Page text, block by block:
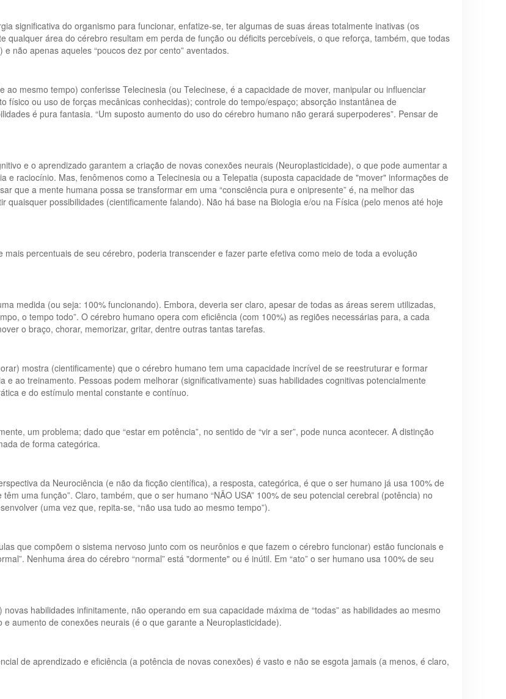
significativa do organismo para funcionar, enfatize-se, ter algumas de suas áreas totalmente inativas (os
qualquer área do cérebro resultam em perda de função ou déficits percebíveis, o que reforça, também, que todas
não apenas aqueles “poucos dez por cento” aventados.
mesmo tempo) conferisse Telecinesia (ou Telecinese, é a capacidade de mover, manipular ou influenciar
físico ou uso de forças mecânicas conhecidas); controle do tempo/espaço; absorção instantânea de
é pura fantasia. “Um suposto aumento do uso do cérebro humano não gerará superpoderes”. Pensar de
e o aprendizado garantem a criação de novas conexões neurais (Neuroplasticidade), o que pode aumentar a
e raciocínio. Mas, fenômenos como a Telecinesia ou a Telepatia (suposta capacidade de "mover" informações de
que a mente humana possa se transformar em uma “consciência pura e onipresente” é, na melhor das
possibilidades (cientificamente falando). Não há base na Biologia e/ou na Física (pelo menos até hoje
percentuais de seu cérebro, poderia transcender e fazer parte efetiva como meio de toda a evolução
medida (ou seja: 100% funcionando). Embora, deveria ser claro, apesar de todas as áreas serem utilizadas,
o tempo todo”. O cérebro humano opera com eficiência (com 100%) as regiões necessárias para, a cada
o braço, chorar, memorizar, gritar, dentre outras tantas tarefas.
mostra (cientificamente) que o cérebro humano tem uma capacidade incrível de se reestruturar e formar
ao treinamento. Pessoas podem melhorar (significativamente) suas habilidades cognitivas potencialmente
e do estímulo mental constante e contínuo.
um problema; dado que “estar em potência”, no sentido de “vir a ser”, pode nunca acontecer. A distinção
de forma categórica.
da Neurociência (e não da ficção científica), a resposta, categórica, é que o ser humano já usa 100% de
uma função”. Claro, também, que o ser humano “NÃO USA” 100% de seu potencial cerebral (potência) no
(uma vez que, repita-se, “não usa tudo ao mesmo tempo”).
que compõem o sistema nervoso junto com os neurônios e que fazem o cérebro funcionar) estão funcionais e
Nenhuma área do cérebro “normal” está "dormente" ou é inútil. Em “ato” o ser humano usa 100% de seu
habilidades infinitamente, não operando em sua capacidade máxima de “todas” as habilidades ao mesmo
aumento de conexões neurais (é o que garante a Neuroplasticidade).
de aprendizado e eficiência (a potência de novas conexões) é vasto e não se esgota jamais (a menos, é claro,